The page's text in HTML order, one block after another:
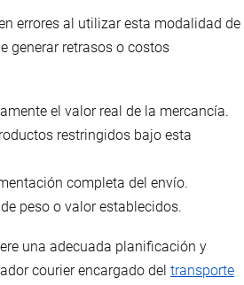
errores al utilizar esta modalidad de
generar retrasos o costos
el valor real de la mercancía.
restringidos bajo esta
completa del envío.
peso o valor establecidos.
una adecuada planificación y
courier encargado del transporte